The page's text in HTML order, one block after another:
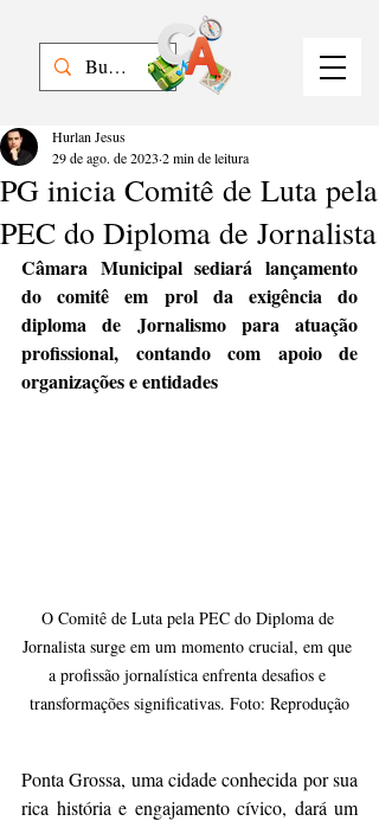
PG inicia Comitê de Luta pela
PEC do Diploma de Jornalista
Hurlan Jesus
29 de ago. de 2023 2 min de leitura
Câmara Municipal sediará lançamento
do comitê em prol da exigência do
diploma de Jornalismo para atuação
profissional, contando com apoio de
organizações e entidades
O Comitê de Luta pela PEC do Diploma de
Jornalista surge em um momento crucial, em que
a profissão jornalística enfrenta desafios e
transformações significativas. Foto: Reprodução
Ponta Grossa, uma cidade conhecida por sua
rica história e engajamento cívico, dará um